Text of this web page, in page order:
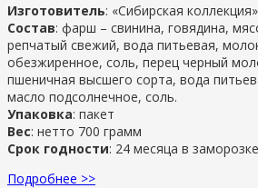
Изготовитель: «Сибирская
Состав: фарш – свинина, говядина,
репчатый свежий, вода питьевая,
обезжиренное, соль, перец черный
пшеничная высшего сорта, вода
масло подсолнечное, соль.
Упаковка: пакет
Вес: нетто 700 грамм
Срок годности: 24 месяца в
Подробнее >>